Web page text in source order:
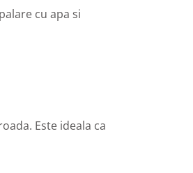
cu apa si
Este ideala ca